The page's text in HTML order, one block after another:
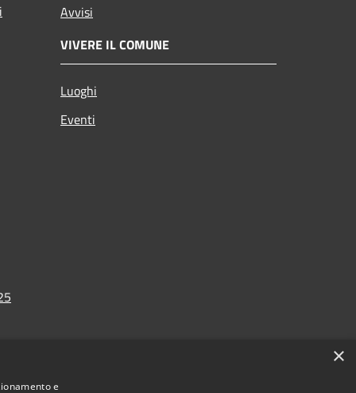
Avvisi
VIVERE IL COMUNE
Luoghi
Eventi
×
e